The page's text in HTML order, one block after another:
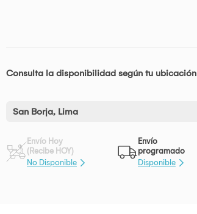
Consulta la disponibilidad según tu ubicación
San Borja, Lima
Envío Hoy
(Recibe HOY)
No Disponible
Envío
programado
Disponible